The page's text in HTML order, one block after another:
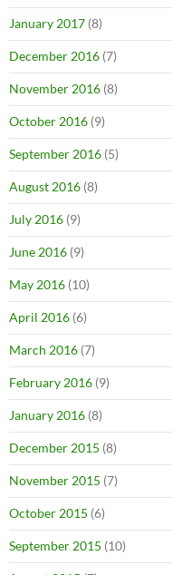
January 2017 (8)
December 2016 (7)
November 2016 (8)
October 2016 (9)
September 2016 (5)
August 2016 (8)
July 2016 (9)
June 2016 (9)
May 2016 (10)
April 2016 (6)
March 2016 (7)
February 2016 (9)
January 2016 (8)
December 2015 (8)
November 2015 (7)
October 2015 (6)
September 2015 (10)